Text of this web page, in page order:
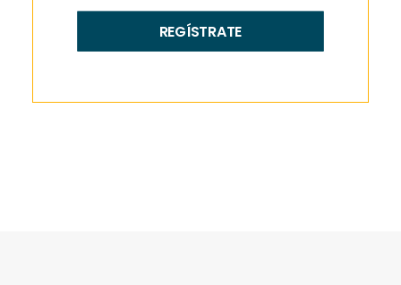
REGÍSTRATE